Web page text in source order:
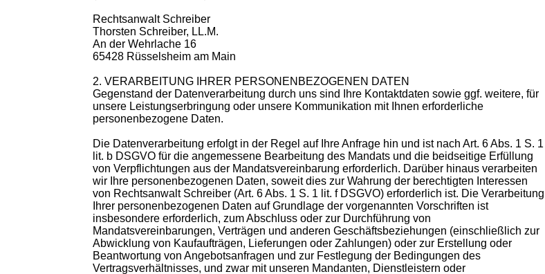
Rechtsanwalt Schreiber
Thorsten Schreiber, LL.M.
An der Wehrlache 16
65428 Rüsselsheim am Main
2. VERARBEITUNG IHRER PERSONENBEZOGENEN DATEN
Gegenstand der Datenverarbeitung durch uns sind Ihre Kontaktdaten sowie ggf. weitere, für
unsere Leistungserbringung oder unsere Kommunikation mit Ihnen erforderliche
personenbezogene Daten.
Die Datenverarbeitung erfolgt in der Regel auf Ihre Anfrage hin und ist nach Art. 6 Abs. 1 S. 1
lit. b DSGVO für die angemessene Bearbeitung des Mandats und die beidseitige Erfüllung
von Verpflichtungen aus der Mandatsvereinbarung erforderlich. Darüber hinaus verarbeiten
wir Ihre personenbezogenen Daten, soweit dies zur Wahrung der berechtigten Interessen
von Rechtsanwalt Schreiber (Art. 6 Abs. 1 S. 1 lit. f DSGVO) erforderlich ist. Die Verarbeitung
Ihrer personenbezogenen Daten auf Grundlage der vorgenannten Vorschriften ist
insbesondere erforderlich, zum Abschluss oder zur Durchführung von
Mandatsvereinbarungen, Verträgen und anderen Geschäftsbeziehungen (einschließlich zur
Abwicklung von Kaufaufträgen, Lieferungen oder Zahlungen) oder zur Erstellung oder
Beantwortung von Angebotsanfragen und zur Festlegung der Bedingungen des
Vertragsverhältnisses, und zwar mit unseren Mandanten, Dienstleistern oder